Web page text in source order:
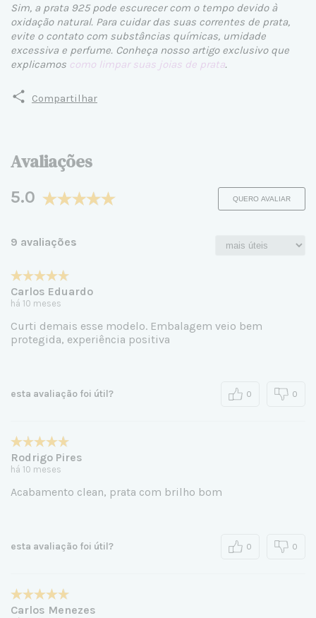
Sim, a prata 925 pode escurecer com o tempo devido à
oxidação natural. Para cuidar das suas correntes de prata,
evite o contato com substâncias químicas, umidade
excessiva e perfume. Conheça nosso artigo exclusivo que
explicamos como limpar suas joias de prata.
Compartilhar
Avaliações
5.0 QUERO AVALIAR
9 avaliações
Carlos Eduardo
há 10 meses
Curti demais esse modelo. Embalagem veio bem
protegida, experiência positiva
esta avaliação foi útil? 0 0
Rodrigo Pires
há 10 meses
Acabamento clean, prata com brilho bom
esta avaliação foi útil? 0 0
Carlos Menezes